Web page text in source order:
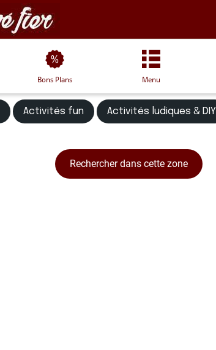
Bons Plans Menu
Activités fun Activités ludiques & DIY
Rechercher dans cette zone